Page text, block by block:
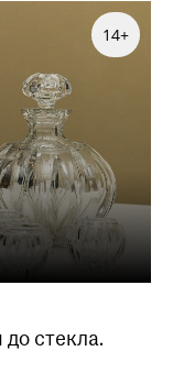
14+
стекла.